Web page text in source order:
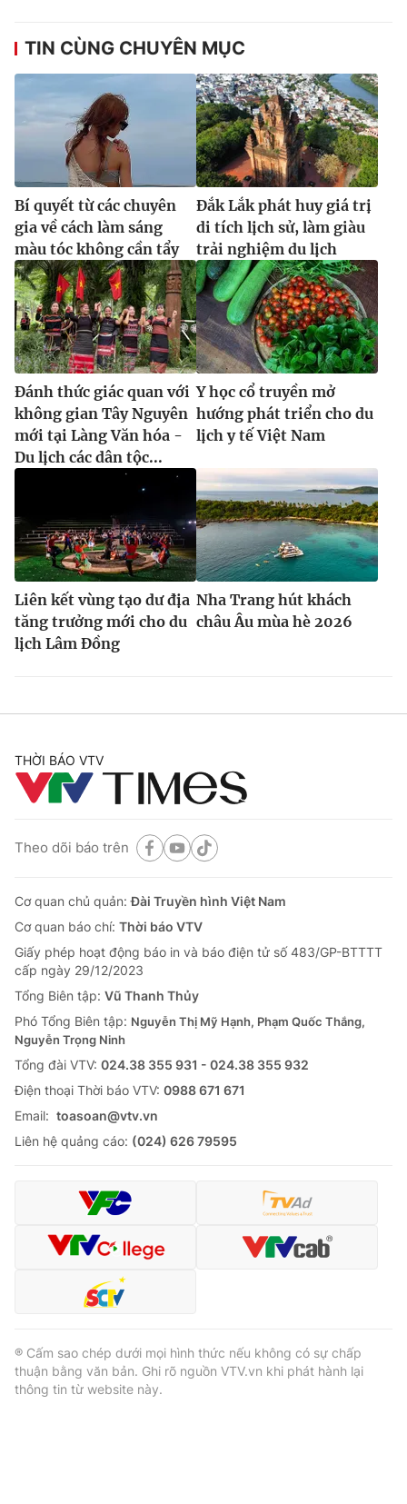
TIN CÙNG CHUYÊN MỤC
Bí quyết từ các chuyên
gia về cách làm sáng
màu tóc không cần tẩy
Đắk Lắk phát huy giá trị
di tích lịch sử, làm giàu
trải nghiệm du lịch
Đánh thức giác quan với
không gian Tây Nguyên
mới tại Làng Văn hóa -
Du lịch các dân tộc...
Y học cổ truyền mở
hướng phát triển cho du
lịch y tế Việt Nam
Liên kết vùng tạo dư địa
tăng trưởng mới cho du
lịch Lâm Đồng
Nha Trang hút khách
châu Âu mùa hè 2026
THỜI BÁO VTV
Theo dõi báo trên
Cơ quan chủ quản:Đài Truyền hình Việt Nam
Cơ quan báo chí: Thời báo VTV
Giấy phép hoạt động báo in và báo điện tử số 483/GP-BTTTT
cấp ngày 29/12/2023
Tổng Biên tập: Vũ Thanh Thủy
Phó Tổng Biên tập: Nguyễn Thị Mỹ Hạnh, Phạm Quốc Thắng,
Nguyễn Trọng Ninh
Tổng đài VTV: 024.38 355 931 - 024.38 355 932
Ðiện thoại Thời báo VTV: 0988 671 671
Email: toasoan@vtv.vn
Liên hệ quảng cáo: (024) 626 79595
® Cấm sao chép dưới mọi hình thức nếu không có sự chấp
thuận bằng văn bản. Ghi rõ nguồn VTV.vn khi phát hành lại
thông tin từ website này.